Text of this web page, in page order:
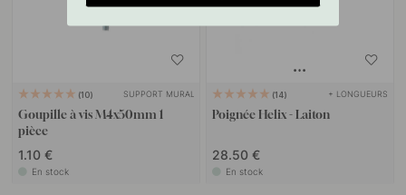
10 SUPPORT MURAL
Goupille à vis M4x50mm 1
pièce
1.10 €
En stock
14 + LONGUEURS
Poignée Helix - Laiton
28.50 €
En stock